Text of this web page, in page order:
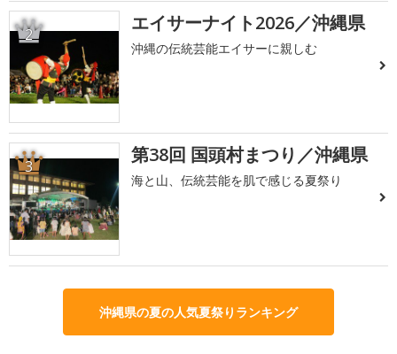
2 エイサーナイト2026／沖縄県
沖縄の伝統芸能エイサーに親しむ
3 第38回 国頭村まつり／沖縄県
海と山、伝統芸能を肌で感じる夏祭り
沖縄県の夏の人気夏祭りランキング